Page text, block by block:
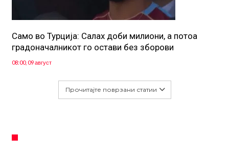
Само во Турција: Салах доби милиони, а потоа
градоначалникот го остави без зборови
08:00, 09 август
Прочитајте поврзани статии